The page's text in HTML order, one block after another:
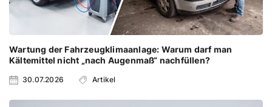
Wartung der Fahrzeugklimaanlage: Warum darf man
Kältemittel nicht „nach Augenmaß“ nachfüllen?
30.07.2026 Artikel